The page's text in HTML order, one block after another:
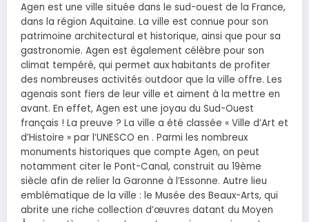
Agen est une ville située dans le sud-ouest de la France,
dans la région Aquitaine. La ville est connue pour son
patrimoine architectural et historique, ainsi que pour sa
gastronomie. Agen est également célèbre pour son
climat tempéré, qui permet aux habitants de profiter
des nombreuses activités outdoor que la ville offre. Les
agenais sont fiers de leur ville et aiment à la mettre en
avant. En effet, Agen est une joyau du Sud-Ouest
français ! La preuve ? La ville a été classée « Ville d’Art et
d’Histoire » par l’UNESCO en . Parmi les nombreux
monuments historiques que compte Agen, on peut
notamment citer le Pont-Canal, construit au 19ème
siècle afin de relier la Garonne à l’Essonne. Autre lieu
emblématique de la ville : le Musée des Beaux-Arts, qui
abrite une riche collection d’œuvres datant du Moyen